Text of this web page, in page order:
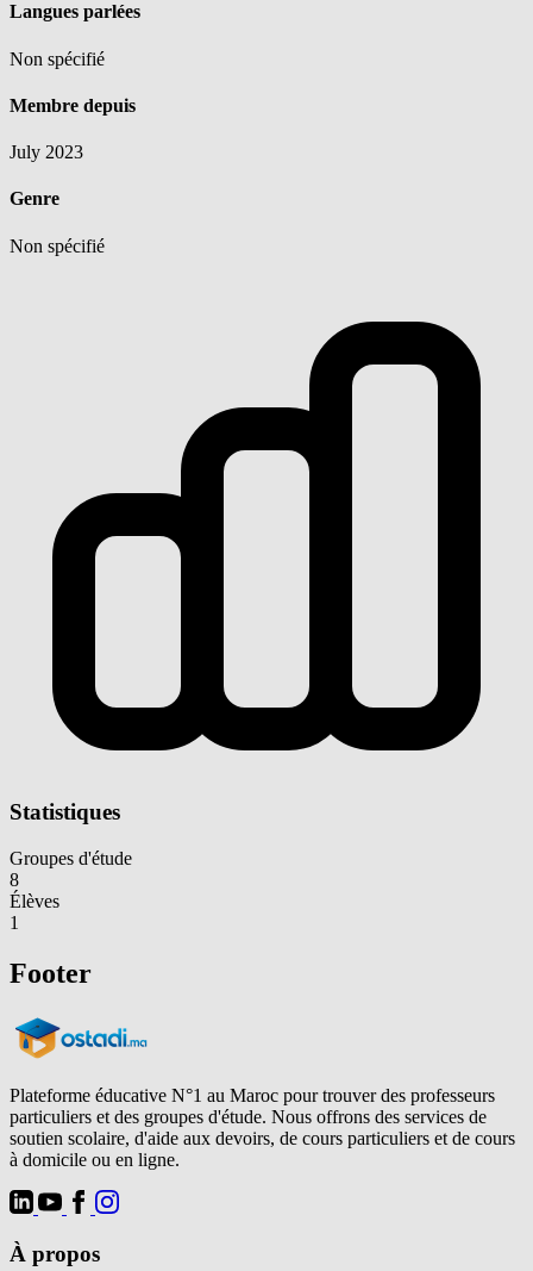
Langues parlées
Non spécifié
Membre depuis
July 2023
Genre
Non spécifié
Statistiques
Groupes d'étude
8
Élèves
1
Footer
Plateforme éducative N°1 au Maroc pour trouver des professeurs
particuliers et des groupes d'étude. Nous offrons des services de
soutien scolaire, d'aide aux devoirs, de cours particuliers et de cours
à domicile ou en ligne.
À propos